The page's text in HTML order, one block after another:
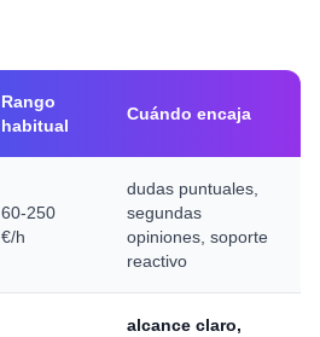
Rango
habitual
Cuándo encaja
60-250
€/h
dudas puntuales,
segundas
opiniones, soporte
reactivo
alcance claro,